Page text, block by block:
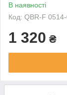
В наявності
Код: QBR-F
1 320 ₴